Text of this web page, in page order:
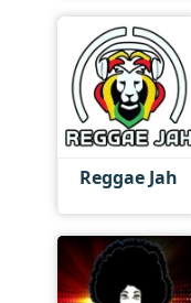
Reggae Jah